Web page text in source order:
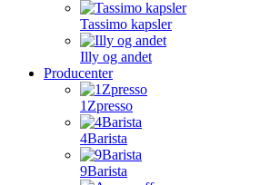
Tassimo kapsler
Illy og andet
Producenter
1Zpresso
4Barista
9Barista